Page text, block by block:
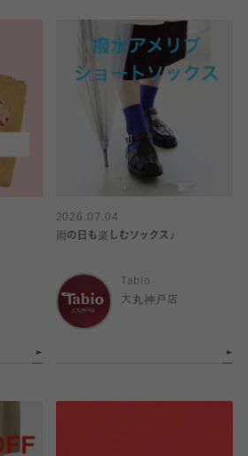
2026.07.04
雨の日も楽しむソックス♪
Tabio
大丸神戸店